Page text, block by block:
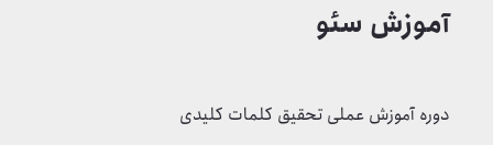
آموزش سئو
دوره آموزش عملی تحقیق کلمات کلیدی